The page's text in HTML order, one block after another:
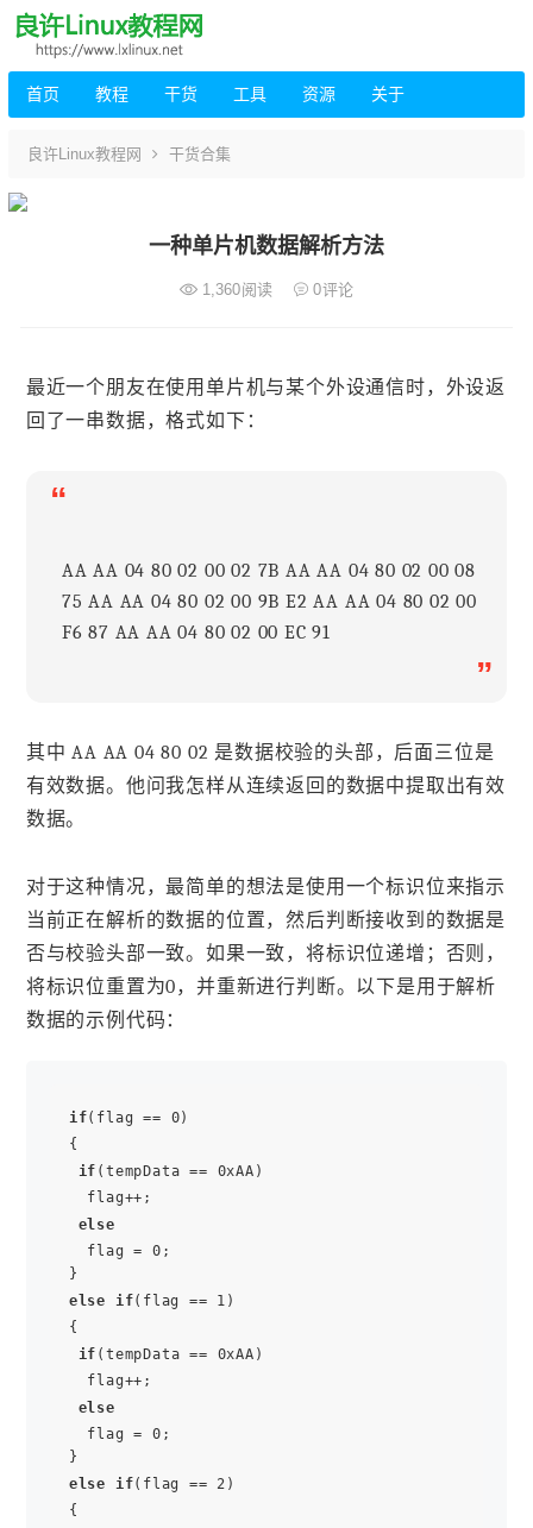
首页 教程 干货 工具 资源 关于
良许Linux教程网 干货合集
一种单片机数据解析方法
1,360阅读 0评论
最近一个朋友在使用单片机与某个外设通信时，外设返
回了一串数据，格式如下：
“
AA AA 04 80 02 00 02 7B AA AA 04 80 02 00 08
75 AA AA 04 80 02 00 9B E2 AA AA 04 80 02 00
F6 87 AA AA 04 80 02 00 EC 91
”
其中 AA AA 04 80 02 是数据校验的头部，后面三位是
有效数据。他问我怎样从连续返回的数据中提取出有效
数据。
对于这种情况，最简单的想法是使用一个标识位来指示
当前正在解析的数据的位置，然后判断接收到的数据是
否与校验头部一致。如果一致，将标识位递增；否则，
将标识位重置为0，并重新进行判断。以下是用于解析
数据的示例代码：
if(flag == 0)
{
if (tempData == 0xAA)
flag++;
else
flag = 0;
else
if(flag == 1)
{
if (tempData == 0xAA)
flag++;
else
flag = 0;
else
if(flag == 2)
{